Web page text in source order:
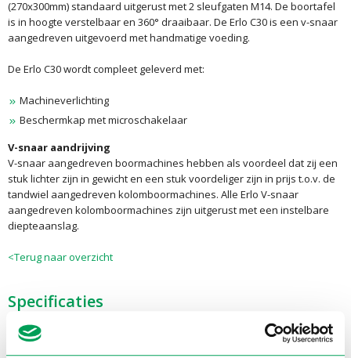
(270x300mm) standaard uitgerust met 2 sleufgaten M14. De boortafel
is in hoogte verstelbaar en 360° draaibaar. De Erlo C30 is een v-snaar
aangedreven uitgevoerd met handmatige voeding.
De Erlo C30 wordt compleet geleverd met:
Machineverlichting
Beschermkap met microschakelaar
V-snaar aandrijving
V-snaar aangedreven boormachines hebben als voordeel dat zij een
stuk lichter zijn in gewicht en een stuk voordeliger zijn in prijs t.o.v. de
tandwiel aangedreven kolomboormachines. Alle Erlo V-snaar
aangedreven kolomboormachines zijn uitgerust met een instelbare
diepteaanslag.
<Terug naar overzicht
Specificaties
Technische gegevens